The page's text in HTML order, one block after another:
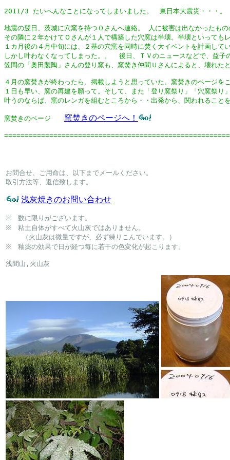
2011/3 たいへんなことになってしまいました。　東日本大震災・・・。
地震の翌日、茨城に穴窯を持つＯさんへ連絡。 人に被害は出なかったも
その隣に２年かけてＯさんが１人で構築した穴窯は半壊。半壊といっても
１カ月後の４月中旬には、２基の穴窯を同時に焚く大イベントを計画して
しかし叶わなくなってしまった。。  後日、ＴＶのニュースなどで、益子
笠間の「奥田製陶」さんの登り窯も、窯焚き仲間Ｕさんによると、壊れた
４月の窯焚きが終わったら、掲載しようと思っていた、窯焚きのページを
１日も早い、窯の再建を願って。そして、また「登り窯祭り」「穴窯祭り
叶うのならば、窯のレンガを組むところから・・出発から、関われること
窯焚きのページ 窯焚きのページへ！
お問合せ、ご用命は、以下までメールください。
取引方法等、返信致します。
浅灰焼きのお問い合わせ
※　数に限りがございます。
※　粘土自体がすべて火山灰ではありません。
    （火山灰は微量ですが、必ず練りこんでいます。）
※　釉薬の効果で日が経つ毎に若干の色変化が起こります。
浅間山,火山灰